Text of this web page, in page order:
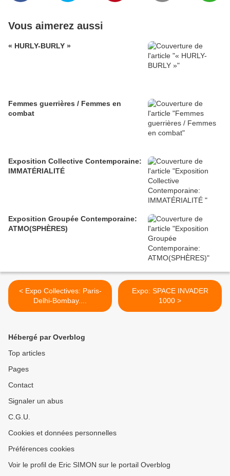
Vous aimerez aussi
« HURLY-BURLY »
Femmes guerrières / Femmes en
combat
Exposition Collective Contemporaine:
IMMATÉRIALITÉ
Exposition Groupée Contemporaine:
ATMO(SPHÈRES)
< Expo Collectives: Paris-
Delhi-Bombay....
Expo: SPACE INVADER
1000 >
Hébergé par Overblog
Top articles
Pages
Contact
Signaler un abus
C.G.U.
Cookies et données personnelles
Préférences cookies
Voir le profil de Eric SIMON sur le portail Overblog